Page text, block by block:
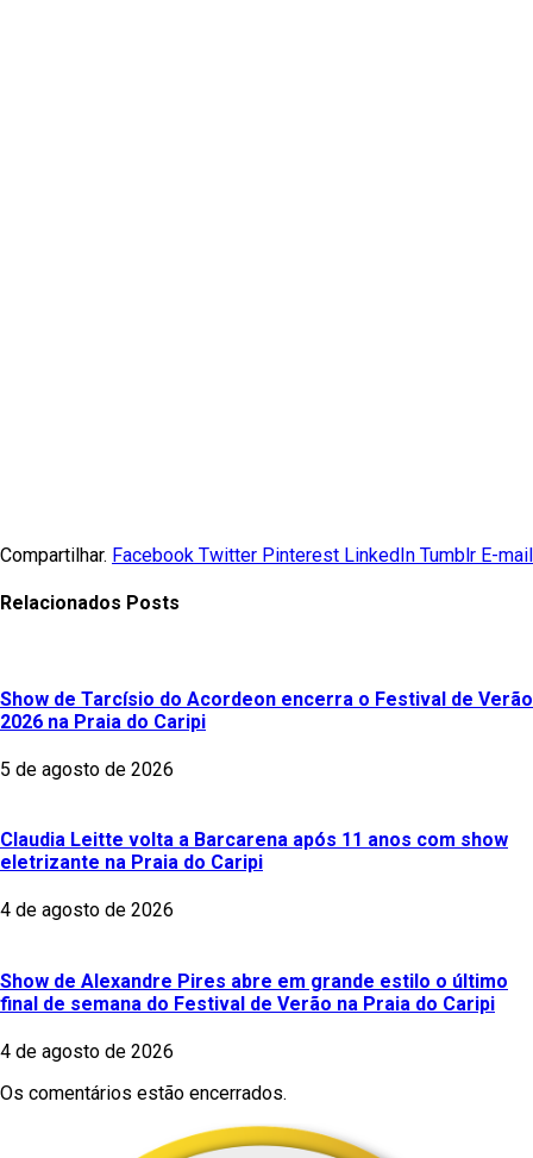
Compartilhar. Facebook Twitter Pinterest LinkedIn Tumblr E-mail
Relacionados Posts
Show de Tarcísio do Acordeon encerra o Festival de Verão
2026 na Praia do Caripi
5 de agosto de 2026
Claudia Leitte volta a Barcarena após 11 anos com show
eletrizante na Praia do Caripi
4 de agosto de 2026
Show de Alexandre Pires abre em grande estilo o último
final de semana do Festival de Verão na Praia do Caripi
4 de agosto de 2026
Os comentários estão encerrados.